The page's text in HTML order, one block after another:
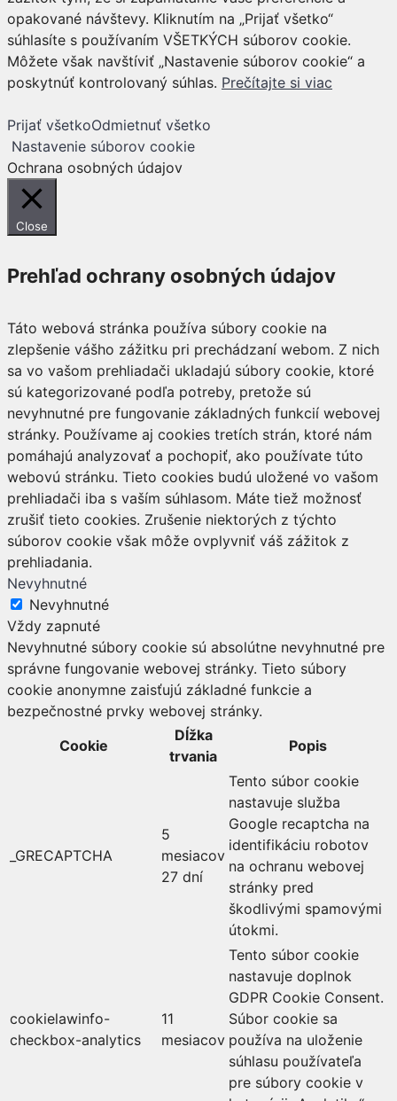
opakované návštevy. Kliknutím na „Prijať všetko“
súhlasíte s používaním VŠETKÝCH súborov cookie.
Môžete však navštíviť „Nastavenie súborov cookie“ a
poskytnúť kontrolovaný súhlas. Prečítajte si viac
Prijať všetkoOdmietnuť všetko
Nastavenie súborov cookie
Ochrana osobných údajov
Close
Prehľad ochrany osobných údajov
Táto webová stránka používa súbory cookie na
zlepšenie vášho zážitku pri prechádzaní webom. Z nich
sa vo vašom prehliadači ukladajú súbory cookie, ktoré
sú kategorizované podľa potreby, pretože sú
nevyhnutné pre fungovanie základných funkcií webovej
stránky. Používame aj cookies tretích strán, ktoré nám
pomáhajú analyzovať a pochopiť, ako používate túto
webovú stránku. Tieto cookies budú uložené vo vašom
prehliadači iba s vaším súhlasom. Máte tiež možnosť
zrušiť tieto cookies. Zrušenie niektorých z týchto
súborov cookie však môže ovplyvniť váš zážitok z
prehliadania.
Nevyhnutné
Nevyhnutné
Vždy zapnuté
Nevyhnutné súbory cookie sú absolútne nevyhnutné pre
správne fungovanie webovej stránky. Tieto súbory
cookie anonymne zaisťujú základné funkcie a
bezpečnostné prvky webovej stránky.
Cookie
Dĺžka
trvania
Popis
_GRECAPTCHA
5
mesiacov
27 dní
Tento súbor cookie
nastavuje služba
Google recaptcha na
identifikáciu robotov
na ochranu webovej
stránky pred
škodlivými spamovými
útokmi.
cookielawinfo-
checkbox-analytics
11
mesiacov
Tento súbor cookie
nastavuje doplnok
GDPR Cookie Consent.
Súbor cookie sa
používa na uloženie
súhlasu používateľa
pre súbory cookie v